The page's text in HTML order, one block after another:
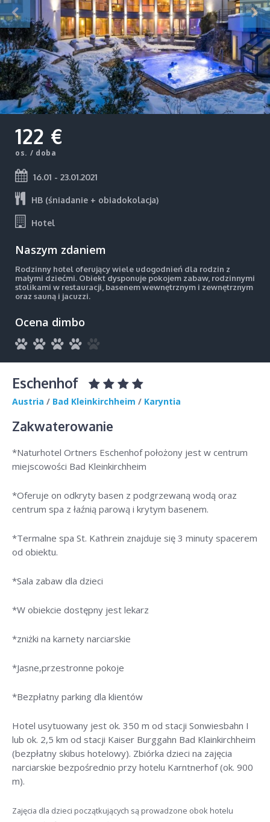
122 €
os. / doba
16.01 - 23.01.2021
HB (śniadanie + obiadokolacja)
Hotel
Naszym zdaniem
Rodzinny hotel oferujący wiele udogodnień dla rodzin z
małymi dziećmi. Obiekt dysponuje pokojem zabaw, rodzinnymi
stolikami w restauracji, basenem wewnętrznym i zewnętrznym
oraz sauną i jacuzzi.
Ocena dimbo
Eschenhof
Austria / Bad Kleinkirchheim / Karyntia
Zakwaterowanie
*Naturhotel Ortners Eschenhof położony jest w centrum
miejscowości Bad Kleinkirchheim
*Oferuje on odkryty basen z podgrzewaną wodą oraz
centrum spa z łaźnią parową i krytym basenem.
*Termalne spa St. Kathrein znajduje się 3 minuty spacerem
od obiektu.
*Sala zabaw dla dzieci
*W obiekcie dostępny jest lekarz
*zniżki na karnety narciarskie
*Jasne,przestronne pokoje
*Bezpłatny parking dla klientów
Hotel usytuowany jest ok. 350 m od stacji Sonwiesbahn I
lub ok. 2,5 km od stacji Kaiser Burggahn Bad Klainkirchheim
(bezpłatny skibus hotelowy). Zbiórka dzieci na zajęcia
narciarskie bezpośrednio przy hotelu Karntnerhof (ok. 900
m).
Zajęcia dla dzieci początkujących są prowadzone obok hotelu